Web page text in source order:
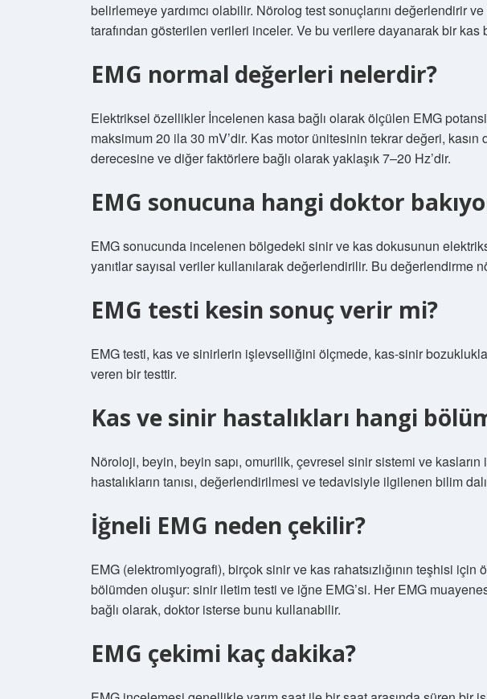
belirlemeye yardımcı olabilir. Nörolog test sonuçlarını değerlendirir
tarafından gösterilen verileri inceler. Ve bu verilere dayanarak bir
EMG normal değerleri nelerdir?
Elektriksel özellikler İncelenen kasa bağlı olarak ölçülen EMG
maksimum 20 ila 30 mV’dir. Kas motor ünitesinin tekrar değeri, kasın
derecesine ve diğer faktörlere bağlı olarak yaklaşık 7–20 Hz’dir.
EMG sonucuna hangi doktor
EMG sonucunda incelenen bölgedeki sinir ve kas dokusunun
yanıtlar sayısal veriler kullanılarak değerlendirilir. Bu değerlendirme
EMG testi kesin sonuç verir mi?
EMG testi, kas ve sinirlerin işlevselliğini ölçmede, kas-sinir
veren bir testtir.
Kas ve sinir hastalıkları hangi
Nöroloji, beyin, beyin sapı, omurilik, çevresel sinir sistemi ve
hastalıkların tanısı, değerlendirilmesi ve tedavisiyle ilgilenen bilim
İğneli EMG neden çekilir?
EMG (elektromiyografi), birçok sinir ve kas rahatsızlığının teşhisi için
bölümden oluşur: sinir iletim testi ve iğne EMG’si. Her EMG
bağlı olarak, doktor isterse bunu kullanabilir.
EMG çekimi kaç dakika?